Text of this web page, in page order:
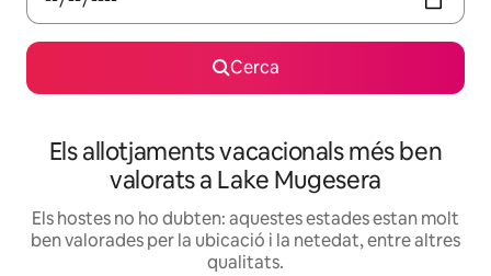
Cerca
Els allotjaments vacacionals més ben
valorats a Lake Mugesera
Els hostes no ho dubten: aquestes estades estan molt
ben valorades per la ubicació i la netedat, entre altres
qualitats.